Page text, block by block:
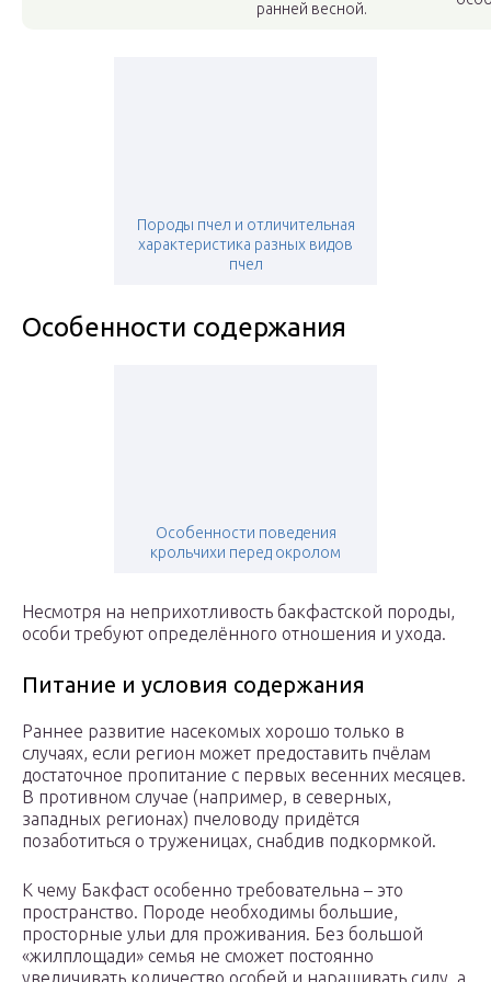
ранней весной.
Породы пчел и отличительная
характеристика разных видов
пчел
Особенности содержания
Особенности поведения
крольчихи перед окролом
Несмотря на неприхотливость бакфастской породы,
особи требуют определённого отношения и ухода.
Питание и условия содержания
Раннее развитие насекомых хорошо только в
случаях, если регион может предоставить пчёлам
достаточное пропитание с первых весенних месяцев.
В противном случае (например, в северных,
западных регионах) пчеловоду придётся
позаботиться о труженицах, снабдив подкормкой.
К чему Бакфаст особенно требовательна – это
пространство. Породе необходимы большие,
просторные ульи для проживания. Без большой
«жилплощади» семья не сможет постоянно
увеличивать количество особей и наращивать силу, а